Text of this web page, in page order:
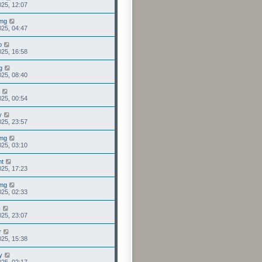
12:07
04:47
16:58
08:40
00:54
23:57
03:10
17:23
02:33
23:07
15:38